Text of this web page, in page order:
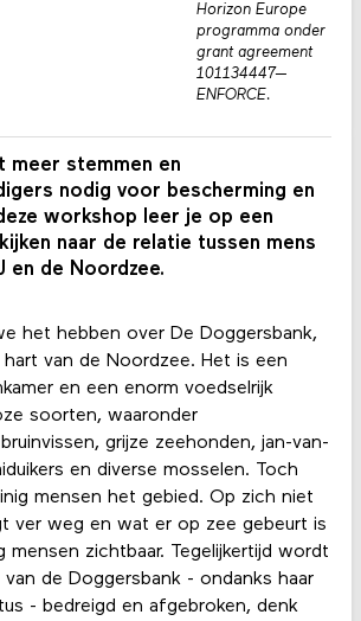
meer stemmen en
nodig voor bescherming en
workshop leer je op een
naar de relatie tussen mens
en de Noordzee.
het hebben over De Doggersbank,
van de Noordzee. Het is een
en een enorm voedselrijk
soorten, waaronder
grijze zeehonden, jan-van-
en diverse mosselen. Toch
mensen het gebied. Op zich niet
ver weg en wat er op zee gebeurt is
mensen zichtbaar. Tegelijkertijd wordt
de Doggersbank - ondanks haar
- bedreigd en afgebroken, denk
Horizon Europe
programma onder
grant agreement
101134447—
ENFORCE.